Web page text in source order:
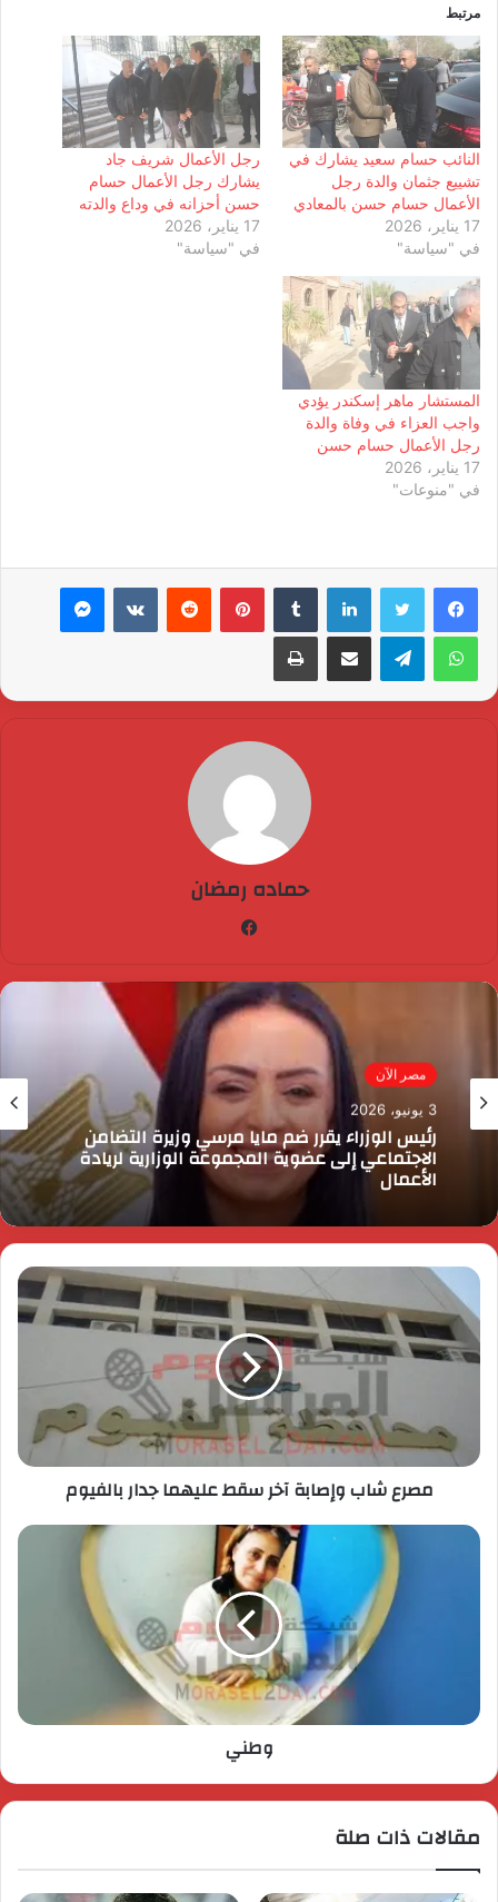
مرتبط
النائب حسام سعيد يشارك في
تشييع جثمان والدة رجل
الأعمال حسام حسن بالمعادي
17 يناير، 2026
في "سياسة"
رجل الأعمال شريف جاد
يشارك رجل الأعمال حسام
حسن أحزانه في وداع والدته
17 يناير، 2026
في "سياسة"
المستشار ماهر إسكندر يؤدي
واجب العزاء في وفاة والدة
رجل الأعمال حسام حسن
17 يناير، 2026
في "منوعات"
لينكدإن بينتيريست ماسنجر
واتساب تيلقرام مشاركة عبر البريد طباعة
حماده رمضان
مصر الآن
3 يونيو، 2026
رئيس الوزراء يقرر ضم مايا مرسي وزيرة التضامن
الاجتماعي إلى عضوية المجموعة الوزارية لريادة
الأعمال
مصرع شاب وإصابة آخر سقط عليهما جدار بالفيوم
وطني
مقالات ذات صلة